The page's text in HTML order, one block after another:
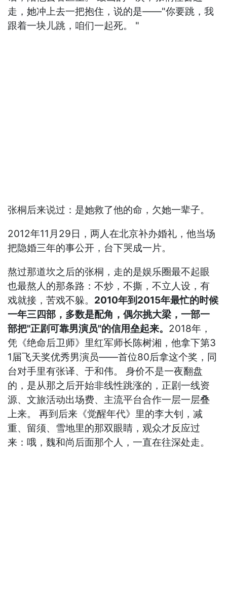
走，她冲上去一把抱住，说的是——"你要跳，我
跟着一块儿跳，咱们一起死。 "
张桐后来说过：是她救了他的命，欠她一辈子。
2012年11月29日，两人在北京补办婚礼，他当场
把隐婚三年的事公开，台下哭成一片。
熬过那道坎之后的张桐，走的是娱乐圈最不起眼
也最熬人的那条路：不炒，不撕，不立人设，有
戏就接，苦戏不躲。 2010年到2015年最忙的时候
一年三四部，多数是配角，偶尔挑大梁，一部一
部把"正剧可靠男演员"的信用垒起来。 2018年，
凭《绝命后卫师》里红军师长陈树湘，他拿下第3
1届飞天奖优秀男演员——首位80后拿这个奖，同
台对手里有张译、于和伟。 身价不是一夜翻盘
的，是从那之后开始非线性跳涨的，正剧一线资
源、文旅活动出场费、主流平台合作一层一层叠
上来。 再到后来《觉醒年代》里的李大钊，减
重、留须、雪地里的那双眼睛，观众才反应过
来：哦，魏和尚后面那个人，一直在往深处走。